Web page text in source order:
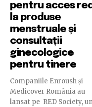
pentru acces
la produse
menstruale și
consultații
ginecologice
pentru tinere
Companiile Enroush și
Medicover România au
lansat pe RED Society,